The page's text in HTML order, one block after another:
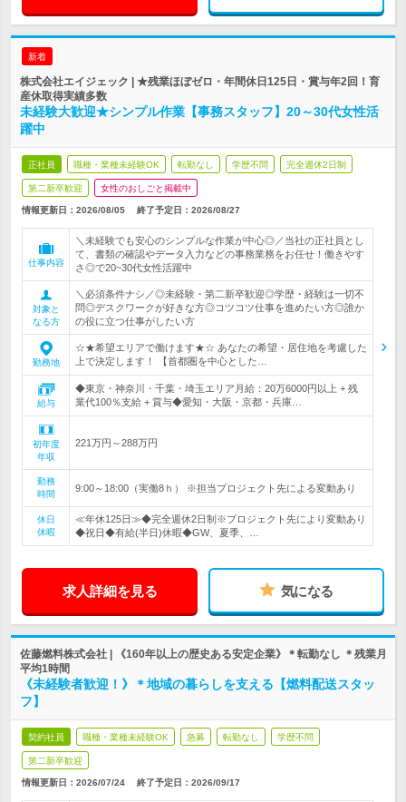
新着
株式会社エイジェック | ★残業ほぼゼロ・年間休日125日・賞与年2回！育
産休取得実績多数
未経験大歓迎★シンプル作業【事務スタッフ】20～30代女性活
躍中
正社員 職種・業種未経験OK 転勤なし 学歴不問 完全週休2日制
第二新卒歓迎 女性のおしごと掲載中
情報更新日：2026/08/05 終了予定日： 2026/08/27
仕事内容
＼未経験でも安心のシンプルな作業が中心◎／当社の正社員とし
て、書類の確認やデータ入力などの事務業務をお任せ！働きやす
さ◎で20~30代女性活躍中
対象と
なる方
＼必須条件ナシ／◎未経験・第二新卒歓迎◎学歴・経験は一切不
問◎デスクワークが好きな方◎コツコツ仕事を進めたい方◎誰か
の役に立つ仕事がしたい方
勤務地
☆★希望エリアで働けます★☆ あなたの希望・居住地を考慮した
上で決定します！ 【首都圏を中心とした…
給与
◆東京・神奈川・千葉・埼玉エリア月給：20万6000円以上 + 残
業代100％支給 + 賞与◆愛知・大阪・京都・兵庫…
初年度
年収
221万円～288万円
勤務
時間
9:00～18:00（実働8ｈ） ※担当プロジェクト先による変動あり
休日
休暇
≪年休125日≫◆完全週休2日制※プロジェクト先により変動あり
◆祝日◆有給(半日)休暇◆GW、夏季、…
求人詳細を見る 気になる
佐藤燃料株式会社 | 《160年以上の歴史ある安定企業》＊転勤なし ＊残業月
平均1時間
《未経験者歓迎！》＊地域の暮らしを支える【燃料配送スタッ
フ】
契約社員 職種・業種未経験OK 急募 転勤なし 学歴不問
第二新卒歓迎
情報更新日：2026/07/24 終了予定日： 2026/09/17